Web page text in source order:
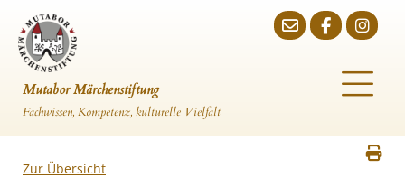
Mutabor Märchenstiftung
Fachwissen, Kompetenz, kulturelle Vielfalt
Zur Übersicht